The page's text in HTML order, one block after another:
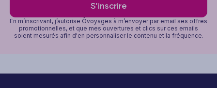
S’inscrire
En m’inscrivant, j’autorise Ôvoyages à m’envoyer par email ses offres
promotionnelles, et que mes ouvertures et clics sur ces emails
soient mesurés afin d'en personnaliser le contenu et la fréquence.